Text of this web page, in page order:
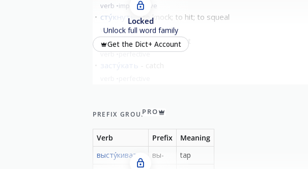
verb imperfective
сту́кнуть to knock; to hit; to squeal
verb perfective
вы́стукать to knock out
verb perfective
засту́кать
Locked
Unlock full word family
Get the Dict+ Account
PREFIX GROUPPRO
Verb Prefix
Meaning
высту́кивать
вы-
tap